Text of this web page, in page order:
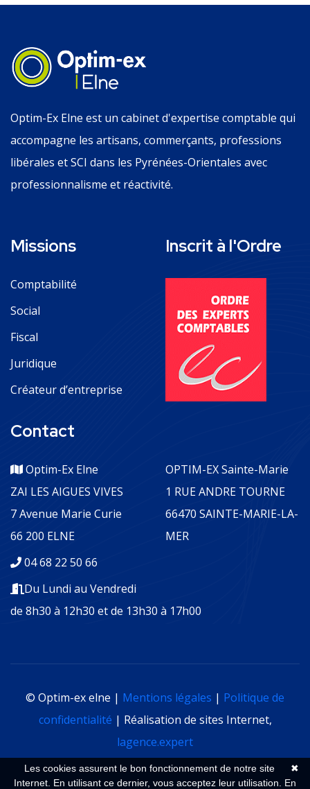
Optim-Ex Elne est un cabinet d'expertise comptable qui
accompagne les artisans, commerçants, professions
libérales et SCI dans les Pyrénées-Orientales avec
professionnalisme et réactivité.
Missions
Comptabilité
Social
Fiscal
Juridique
Créateur d’entreprise
Inscrit à l'Ordre
Contact
Optim-Ex Elne
ZAI LES AIGUES VIVES
7 Avenue Marie Curie
66 200 ELNE
OPTIM-EX Sainte-Marie
1 RUE ANDRE TOURNE
66470 SAINTE-MARIE-LA-
MER
04 68 22 50 66
Du Lundi au Vendredi
de 8h30 à 12h30 et de 13h30 à 17h00
© Optim-ex elne | Mentions légales | Politique de
confidentialité | Réalisation de sites Internet,
lagence.expert
✖
Les cookies assurent le bon fonctionnement de notre site
Internet. En utilisant ce dernier, vous acceptez leur utilisation. En